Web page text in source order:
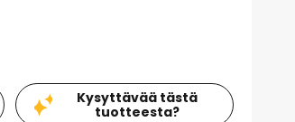
Kysyttävää tästä
tuotteesta?